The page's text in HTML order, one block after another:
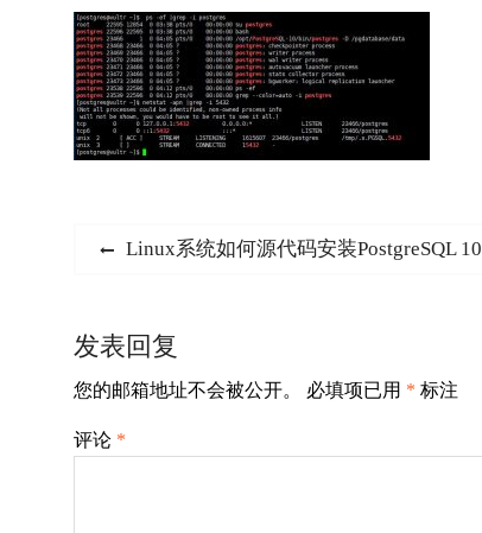
文
导
航
Previous
Linux系统如何源代码安装PostgreSQL 10
发表回复
您的邮箱地址不会被公开。 必填项已用 * 标注
评论 *